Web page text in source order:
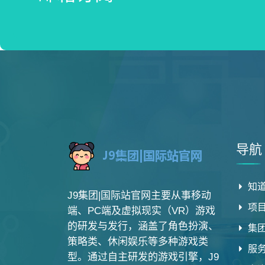
J9集团|国际站官网主要从事移动
端、PC端及虚拟现实（VR）游戏
的研发与发行，涵盖了角色扮演、
策略类、休闲娱乐等多种游戏类
型。通过自主研发的游戏引擎，J9
导航
知
项
集
服